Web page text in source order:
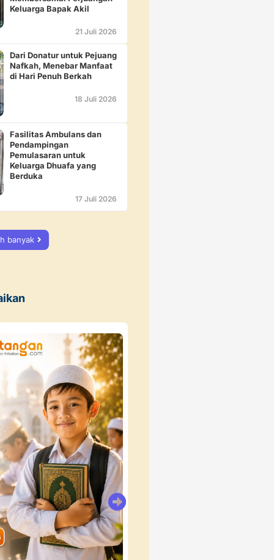
Keluarga Bapak Akil
21 Juli 2026
Dari Donatur untuk Pejuang
Nafkah, Menebar Manfaat
di Hari Penuh Berkah
18 Juli 2026
Fasilitas Ambulans dan
Pendampingan
Pemulasaran untuk
Keluarga Dhuafa yang
Berduka
17 Juli 2026
banyak